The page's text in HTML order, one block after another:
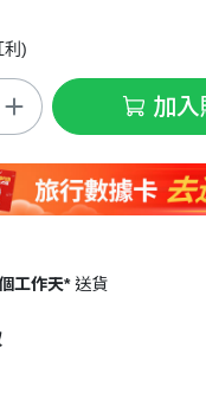
利)
加入
工作天* 送貨